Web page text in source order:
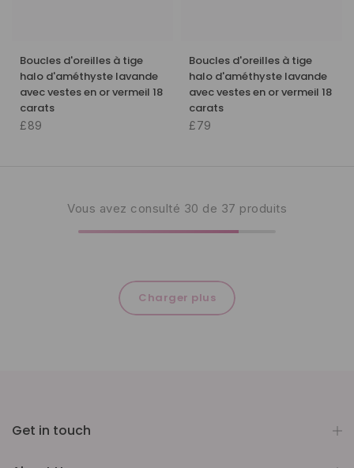
Boucles d'oreilles à tige
halo d'améthyste lavande
avec vestes en or vermeil 18
carats
£89
Boucles d'oreilles à tige
halo d'améthyste lavande
avec vestes en or vermeil 18
carats
£79
Vous avez consulté 30 de 37 produits
Charger plus
Get in touch